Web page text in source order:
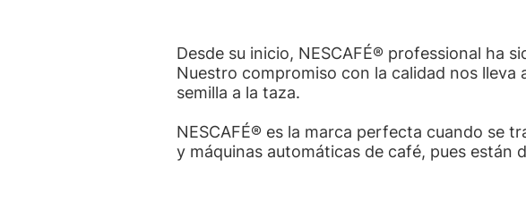
Desde su inicio, NESCAFÉ® professional ha
Nuestro compromiso con la calidad nos lleva
semilla a la taza.
NESCAFÉ® es la marca perfecta cuando se
y máquinas automáticas de café, pues están